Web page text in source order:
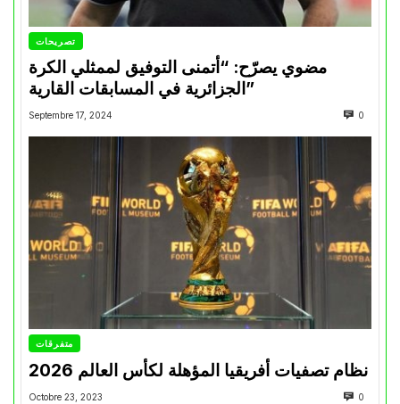
تصريحات
مضوي يصرّح: “أتمنى التوفيق لممثلي الكرة
الجزائرية في المسابقات القارية”
Septembre 17, 2024 0
متفرقات
نظام تصفيات أفريقيا المؤهلة لكأس العالم 2026
Octobre 23, 2023 0